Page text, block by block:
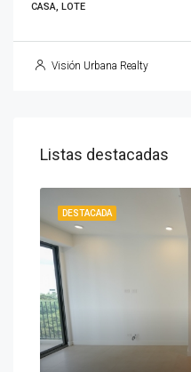
CASA, LOTE
Visión Urbana Realty
Listas destacadas
DESTACADA